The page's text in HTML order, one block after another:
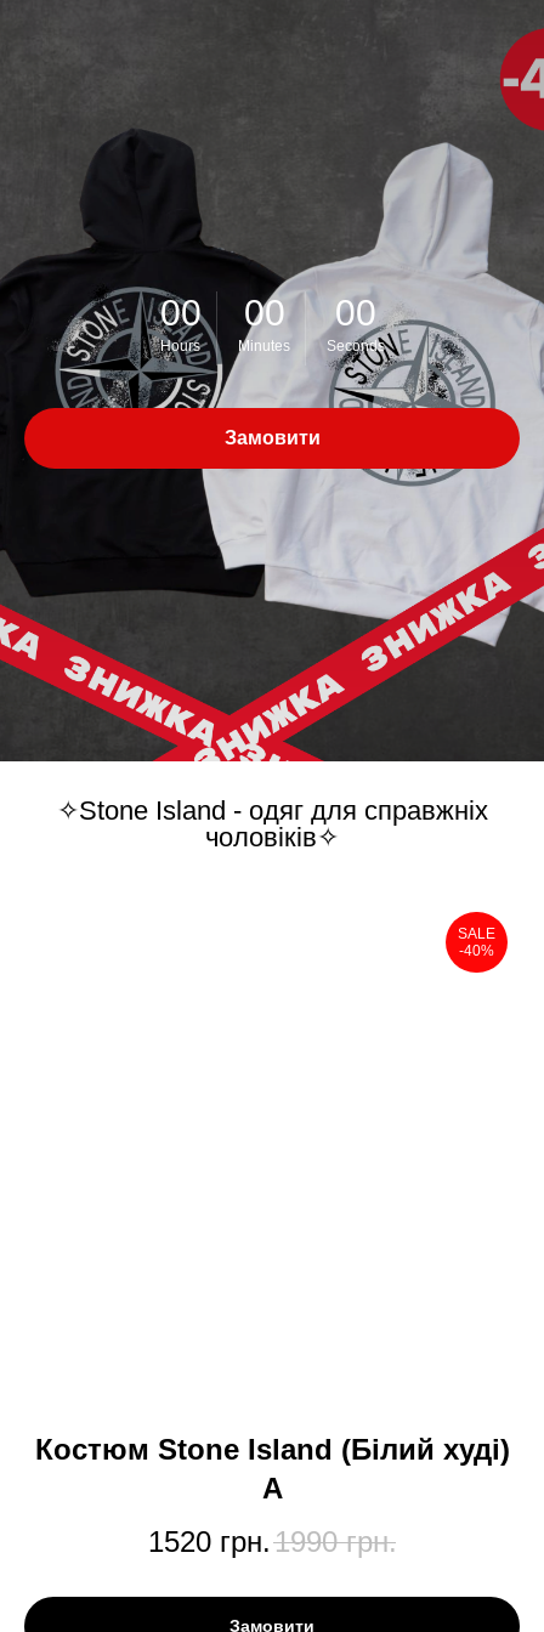
00
Hours
00
Minutes
00
Seconds
Замовити
✧Stone Island - одяг для справжніх
чоловіків✧
SALE
-40%
Костюм Stone Island (Білий худі)
А
1520 грн.1990 грн.
Замовити